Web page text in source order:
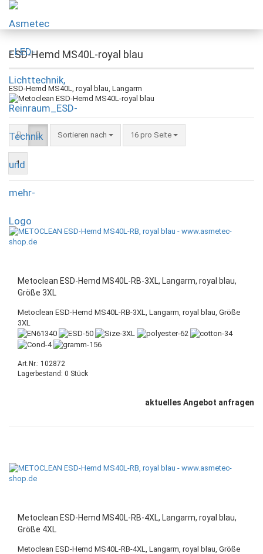
ESD-Hemd MS40L-royal blau
ESD-Hemd MS40L, royal blau, Langarm
Sortieren nach 16 pro Seite
1
Metoclean ESD-Hemd MS40L-RB-3XL, Langarm, royal blau,
Größe 3XL
Metoclean ESD-Hemd MS40L-RB-3XL, Langarm, royal blau, Größe
3XL
Art.Nr.: 102872
Lagerbestand: 0 Stück
aktuelles Angebot anfragen
Metoclean ESD-Hemd MS40L-RB-4XL, Langarm, royal blau,
Größe 4XL
Metoclean ESD-Hemd MS40L-RB-4XL, Langarm, royal blau, Größe